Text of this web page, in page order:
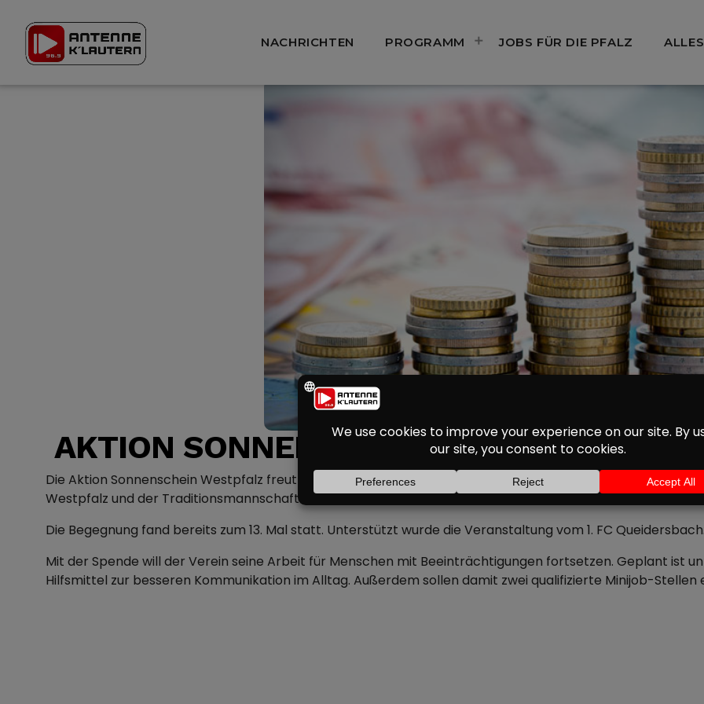
NACHRICHTEN PROGRAMM JOBS FÜR DIE PFALZ
AKTION SONNENSCHEIN ERHÄLT
Die Aktion Sonnenschein Westpfalz freut sich über eine Spende von 2.500 Euro. Das Geld stammt aus
Westpfalz und der Traditionsmannschaft des 1. FC Kaiserslautern.
Die Begegnung fand bereits zum 13. Mal statt. Unterstützt wurde die Veranstaltung vom 1. FC Queidersbach.
Mit der Spende will der Verein seine Arbeit für Menschen mit Beeinträchtigungen fortsetzen. Geplant ist
Hilfsmittel zur besseren Kommunikation im Alltag. Außerdem sollen damit zwei qualifizierte Minijob-Stellen